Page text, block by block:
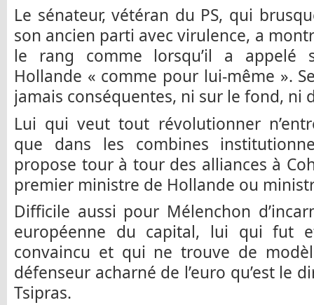
Le sénateur, vétéran du PS, qui
son ancien parti avec virulence, a
le rang comme lorsqu’il a appelé
Hollande « comme pour lui-même ».
jamais conséquentes, ni sur le fond, ni
Lui qui veut tout révolutionner
que dans les combines
propose tour à tour des alliances à
premier ministre de Hollande ou
Difficile aussi pour Mélenchon
européenne du capital, lui qui fut
convaincu et qui ne trouve de
défenseur acharné de l’euro qu’est le
Tsipras.